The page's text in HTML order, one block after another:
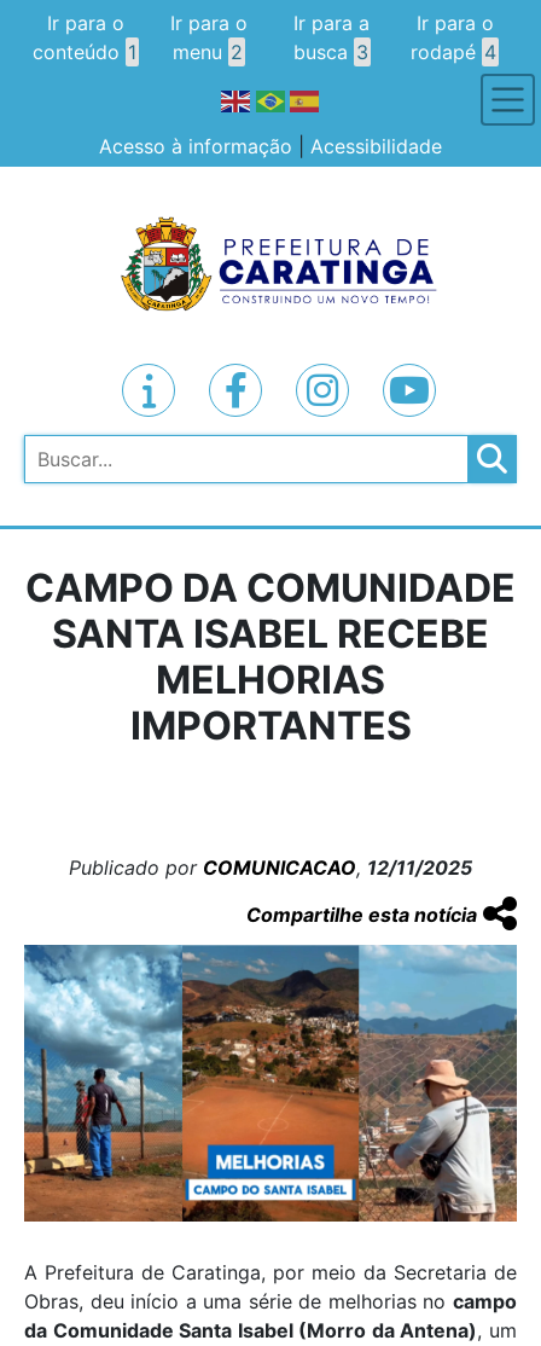
Ir para o
conteúdo 1
Ir para o
menu 2
Ir para a
busca 3
Ir para o
rodapé 4
Acesso à informação Acessibilidade
Pesquisar
CAMPO DA COMUNIDADE
SANTA ISABEL RECEBE
MELHORIAS
IMPORTANTES
Publicado por COMUNICACAO, 12/11/2025
Compartilhe esta notícia
A Prefeitura de Caratinga, por meio da Secretaria de
Obras, deu início a uma série de melhorias no campo
da Comunidade Santa Isabel (Morro da Antena), um